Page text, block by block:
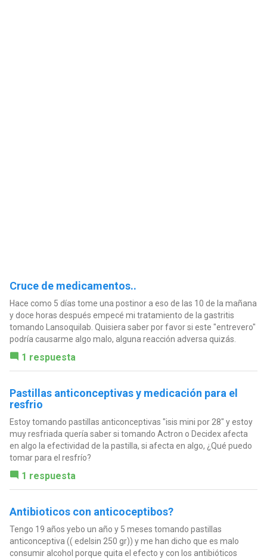
Cruce de medicamentos..
Hace como 5 días tome una postinor a eso de las 10 de la mañana
y doce horas después empecé mi tratamiento de la gastritis
tomando Lansoquilab. Quisiera saber por favor si este "entrevero"
podría causarme algo malo, alguna reacción adversa quizás.
1 respuesta
Pastillas anticonceptivas y medicación para el
resfrio
Estoy tomando pastillas anticonceptivas "isis mini por 28" y estoy
muy resfriada quería saber si tomando Actron o Decidex afecta
en algo la efectividad de la pastilla, si afecta en algo, ¿Qué puedo
tomar para el resfrío?
1 respuesta
Antibioticos con anticoceptibos?
Tengo 19 años yebo un año y 5 meses tomando pastillas
anticonceptiva (( edelsin 250 gr)) y me han dicho que es malo
consumir alcohol porque quita el efecto y con los antibióticos